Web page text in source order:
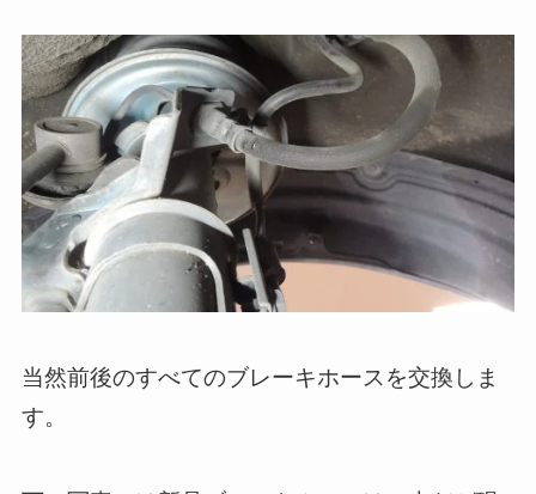
当然前後のすべてのブレーキホースを交換しま
す。